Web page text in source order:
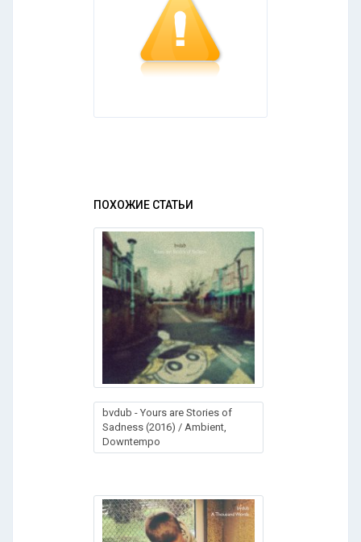
ПОХОЖИЕ СТАТЬИ
bvdub - Yours are Stories of
Sadness (2016) / Ambient,
Downtempo